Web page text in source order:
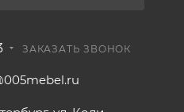
ЗАКАЗАТЬ ЗВОНОК